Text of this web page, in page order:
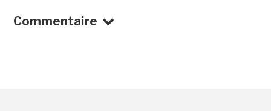
Commentaire